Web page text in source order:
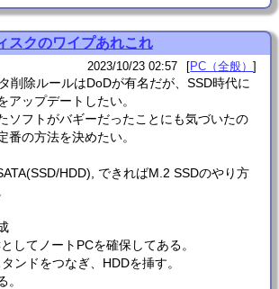
スクのワイプあれこれ
2023/10/23 02:57 PC（全般）
削除ルールはDoDが有名だが、SSD時代に
アップデートしたい。
ソフトがバギーだったことにも気づいたの
番の方法を決めたい。
HDD), できればM.2 SSDのやり方
してノートPCを確保してある。
ンドをつなぎ、HDDを挿す。
。